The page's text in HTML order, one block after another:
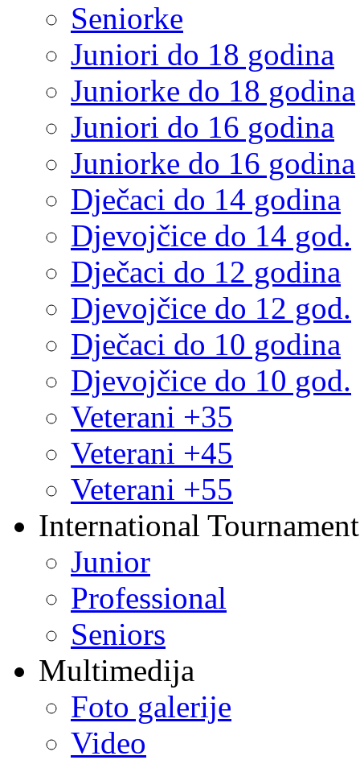
Seniorke
Juniori do 18 godina
Juniorke do 18 godina
Juniori do 16 godina
Juniorke do 16 godina
Dječaci do 14 godina
Djevojčice do 14 god.
Dječaci do 12 godina
Djevojčice do 12 god.
Dječaci do 10 godina
Djevojčice do 10 god.
Veterani +35
Veterani +45
Veterani +55
International
Junior
Professional
Seniors
Multimedija
Foto galerije
Video